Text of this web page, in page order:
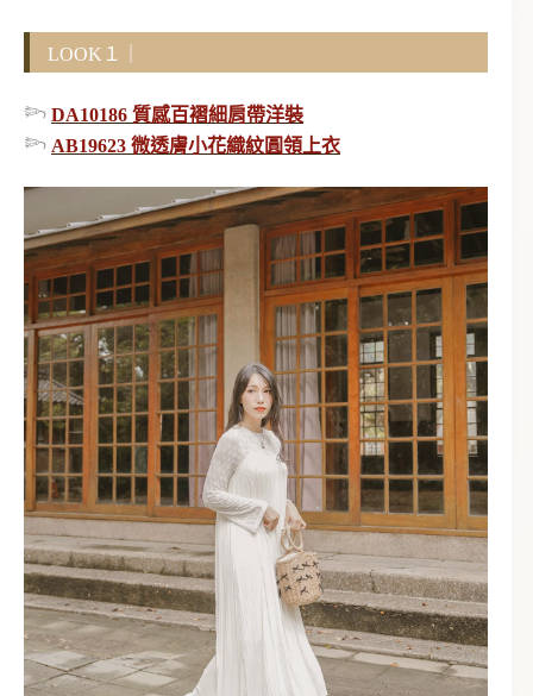
LOOK１｜
𓆸 DA10186 質感百褶細肩帶洋裝
𓆸 AB19623 微透膚小花織紋圓領上衣